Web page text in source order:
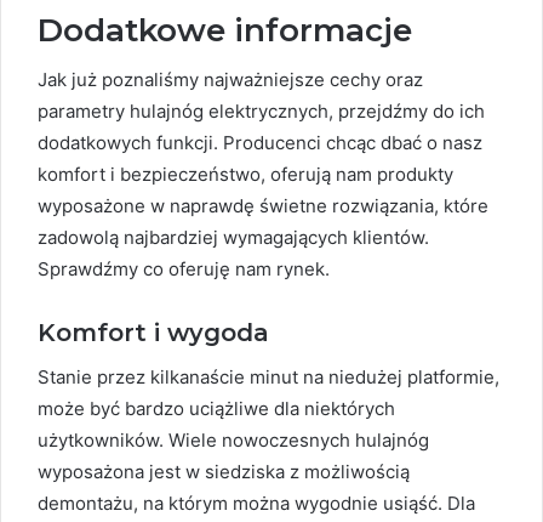
Dodatkowe informacje
Jak już poznaliśmy najważniejsze cechy oraz
parametry hulajnóg elektrycznych, przejdźmy do ich
dodatkowych funkcji. Producenci chcąc dbać o nasz
komfort i bezpieczeństwo, oferują nam produkty
wyposażone w naprawdę świetne rozwiązania, które
zadowolą najbardziej wymagających klientów.
Sprawdźmy co oferuję nam rynek.
Komfort i wygoda
Stanie przez kilkanaście minut na niedużej platformie,
może być bardzo uciążliwe dla niektórych
użytkowników. Wiele nowoczesnych hulajnóg
wyposażona jest w siedziska z możliwością
demontażu, na którym można wygodnie usiąść. Dla